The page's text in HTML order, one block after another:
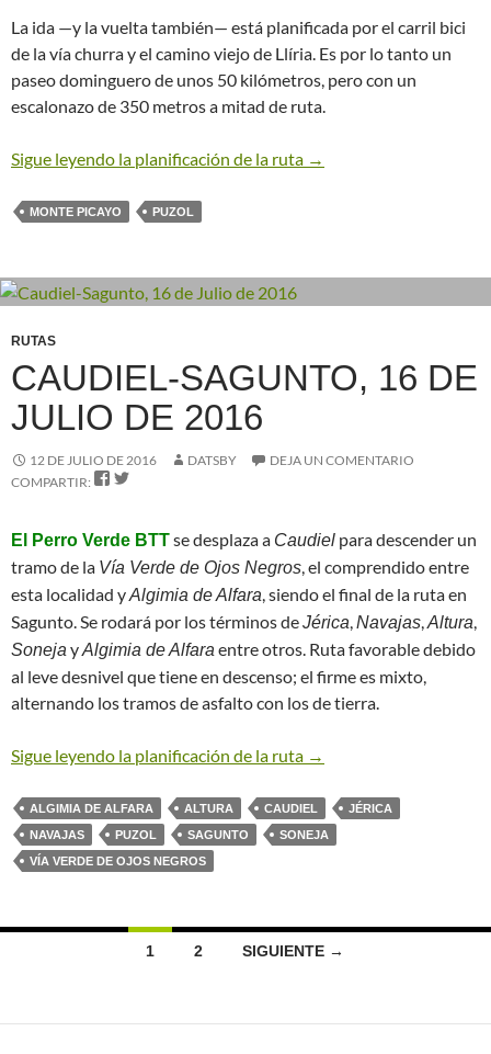
La ida —y la vuelta también— está planificada por el carril bici
de la vía churra y el camino viejo de Llíria. Es por lo tanto un
paseo dominguero de unos 50 kilómetros, pero con un
escalonazo de 350 metros a mitad de ruta.
Sigue leyendo la planificación de la ruta →
MONTE PICAYO PUZOL
RUTAS
CAUDIEL-SAGUNTO, 16 DE
JULIO DE 2016
12 DE JULIO DE 2016 DATSBY
DEJA UN COMENTARIO
COMPARTIR:  
El Perro Verde BTTse desplaza a Caudiel para descender un
tramo de la Vía Verde de Ojos Negros, el comprendido entre
esta localidad yAlgimia de Alfara, siendo el final de la ruta en
Sagunto. Se rodará por los términos deJérica,Navajas,Altura,
Soneja yAlgimia de Alfara entre otros. Ruta favorable debido
al leve desnivel que tiene en descenso; el firme es mixto,
alternando los tramos de asfalto con los de tierra.
Sigue leyendo la planificación de la ruta →
ALGIMIA DE ALFARA ALTURA CAUDIEL
JÉRICA
NAVAJAS
PUZOL SAGUNTO
SONEJA
VÍA VERDE DE OJOS NEGROS
las
1 2 SIGUIENTE →